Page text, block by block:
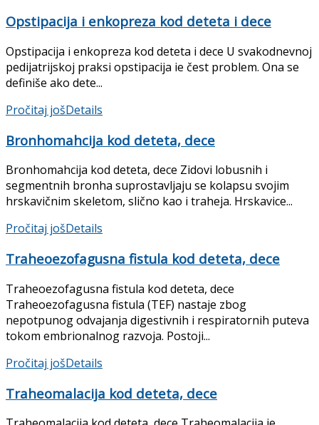
Opstipacija i enkopreza kod deteta i dece
Opstipacija i enkopreza kod deteta i dece U svakodnevnoj
pedijatrijskoj praksi opstipacija ie čest pro­blem. Ona se
definiše ako dete...
Pročitaj jošDetails
Bronhomahcija kod deteta, dece
Bronhomahcija kod deteta, dece Zidovi lobusnih i
segmentnih bronha suprostavljaju se kolapsu svojim
hrskavičnim skeletom, slično kao i traheja. Hrskavice...
Pročitaj jošDetails
Traheoezofagusna fistula kod deteta, dece
Traheoezofagusna fistula kod deteta, dece
Traheoezofagusna fistula (TEF) nastaje zbog
nepotpunog odva­janja digestivnih i respiratornih puteva
tokom embrionalnog razvoja. Postoji...
Pročitaj jošDetails
Traheomalacija kod deteta, dece